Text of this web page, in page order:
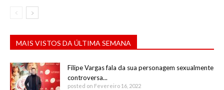
MAIS VISTOS DA ÚLTIMA SEMANA
Filipe Vargas fala da sua personagem sexualmente
controversa...
posted on Fevereiro 16, 2022